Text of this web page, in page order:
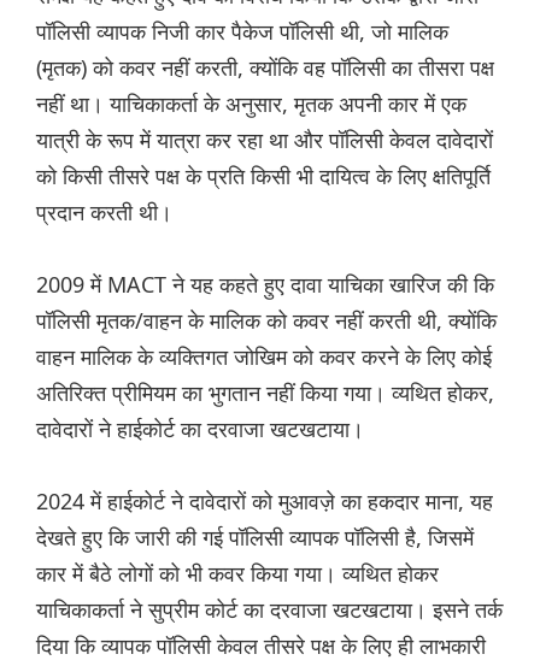
पॉलिसी व्यापक निजी कार पैकेज पॉलिसी थी, जो मालिक
(मृतक) को कवर नहीं करती, क्योंकि वह पॉलिसी का तीसरा पक्ष
नहीं था। याचिकाकर्ता के अनुसार, मृतक अपनी कार में एक
यात्री के रूप में यात्रा कर रहा था और पॉलिसी केवल दावेदारों
को किसी तीसरे पक्ष के प्रति किसी भी दायित्व के लिए क्षतिपूर्ति
प्रदान करती थी।
2009 में MACT ने यह कहते हुए दावा याचिका खारिज की कि
पॉलिसी मृतक/वाहन के मालिक को कवर नहीं करती थी, क्योंकि
वाहन मालिक के व्यक्तिगत जोखिम को कवर करने के लिए कोई
अतिरिक्त प्रीमियम का भुगतान नहीं किया गया। व्यथित होकर,
दावेदारों ने हाईकोर्ट का दरवाजा खटखटाया।
2024 में हाईकोर्ट ने दावेदारों को मुआवज़े का हकदार माना, यह
देखते हुए कि जारी की गई पॉलिसी व्यापक पॉलिसी है, जिसमें
कार में बैठे लोगों को भी कवर किया गया। व्यथित होकर
याचिकाकर्ता ने सुप्रीम कोर्ट का दरवाजा खटखटाया। इसने तर्क
दिया कि व्यापक पॉलिसी केवल तीसरे पक्ष के लिए ही लाभकारी